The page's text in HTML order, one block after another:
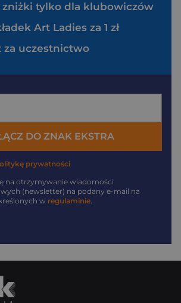
zniżki tylko dla klubowiczów
Art Ladies za 1 zł
za uczestnictwo
DO ZNAK EKSTRA
prywatności
na otrzymywanie wiadomości
(newsletter) na podany e-mail na
w regulaminie.